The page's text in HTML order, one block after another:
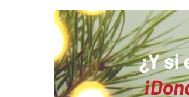
Contenido principal